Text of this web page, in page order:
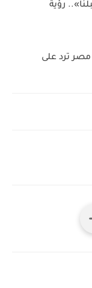
رؤية
ترد على